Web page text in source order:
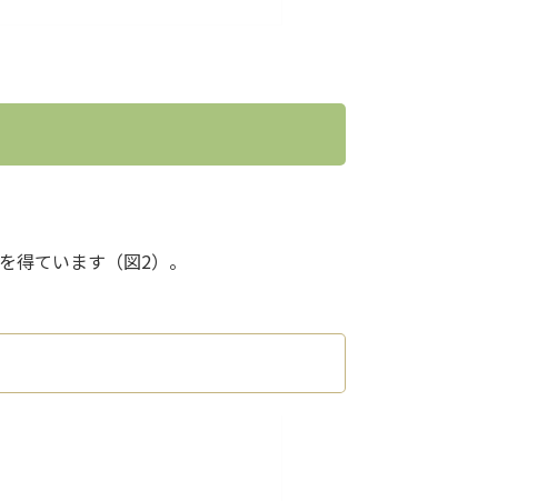
ています（図2）。